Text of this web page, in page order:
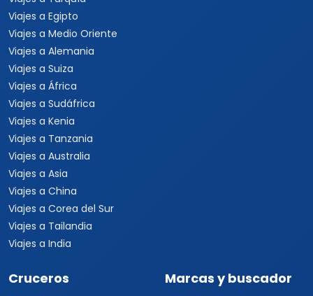
Viajes a Egipto
Viajes a Medio Oriente
Viajes a Alemania
Viajes a Suiza
Viajes a África
Viajes a Sudáfrica
Viajes a Kenia
Viajes a Tanzania
Viajes a Australia
Viajes a Asia
Viajes a China
Viajes a Corea del Sur
Viajes a Tailandia
Viajes a India
Cruceros Marcas y buscador